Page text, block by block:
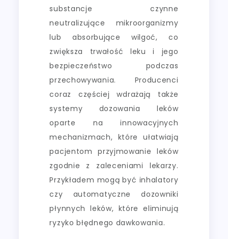
substancje czynne
neutralizujące mikroorganizmy
lub absorbujące wilgoć, co
zwiększa trwałość leku i jego
bezpieczeństwo podczas
przechowywania. Producenci
coraz częściej wdrażają także
systemy dozowania leków
oparte na innowacyjnych
mechanizmach, które ułatwiają
pacjentom przyjmowanie leków
zgodnie z zaleceniami lekarzy.
Przykładem mogą być inhalatory
czy automatyczne dozowniki
płynnych leków, które eliminują
ryzyko błędnego dawkowania.